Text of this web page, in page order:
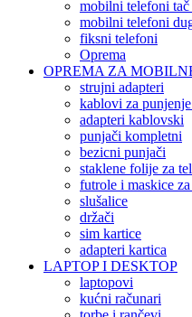
mobilni telefoni tač
mobilni telefoni
fiksni telefoni
Oprema
OPREMA ZA
strujni adapteri
kablovi za
adapteri kablovski
punjači kompletni
bezicni punjači
staklene folije za
futrole i maskice
slušalice
držači
sim kartice
adapteri kartica
LAPTOP I DESKTOP
laptopovi
kućni računari